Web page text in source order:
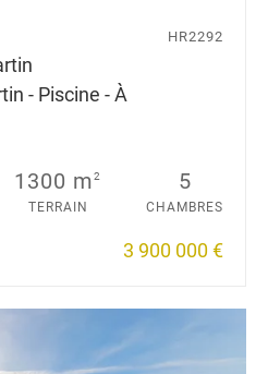
- Piscine - À
HR2292
1300 m2
TERRAIN
5
CHAMBRES
3 900 000 €